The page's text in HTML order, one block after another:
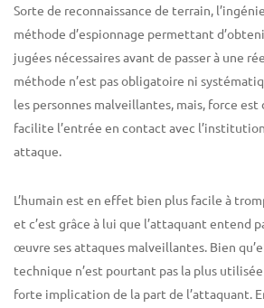
Sorte de reconnaissance de terrain,
méthode d’espionnage permettant
jugées nécessaires avant de passer à une
méthode n’est pas obligatoire ni
les personnes malveillantes, mais, force est
facilite l’entrée en contact avec
attaque.
L’humain est en effet bien plus facile à
et c’est grâce à lui que l’attaquant entend
œuvre ses attaques malveillantes. Bien
technique n’est pourtant pas la plus
forte implication de la part de l’attaquant.